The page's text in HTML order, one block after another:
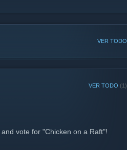
VER TODO
VER TODO (1)
and vote for "Chicken on a Raft"!